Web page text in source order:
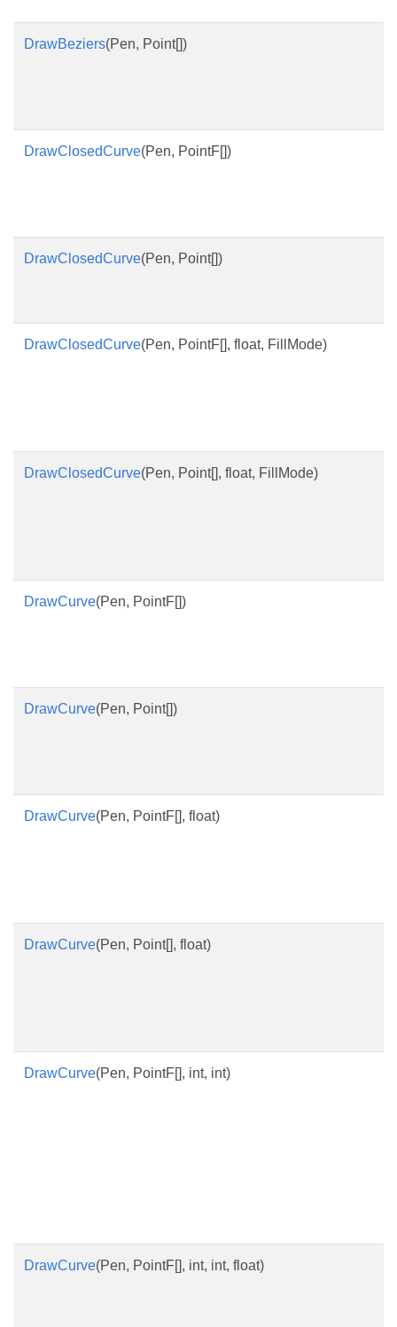
DrawBeziers(Pen, Point[])
DrawClosedCurve(Pen, PointF[])
DrawClosedCurve(Pen, Point[])
DrawClosedCurve(Pen, PointF[], float, FillMode)
DrawClosedCurve(Pen, Point[], float, FillMode)
DrawCurve(Pen, PointF[])
DrawCurve(Pen, Point[])
DrawCurve(Pen, PointF[], float)
DrawCurve(Pen, Point[], float)
DrawCurve(Pen, PointF[], int, int)
DrawCurve(Pen, PointF[], int, int, float)